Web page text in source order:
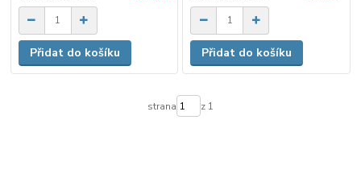
Přidat do košíku Přidat do košíku
strana z 1